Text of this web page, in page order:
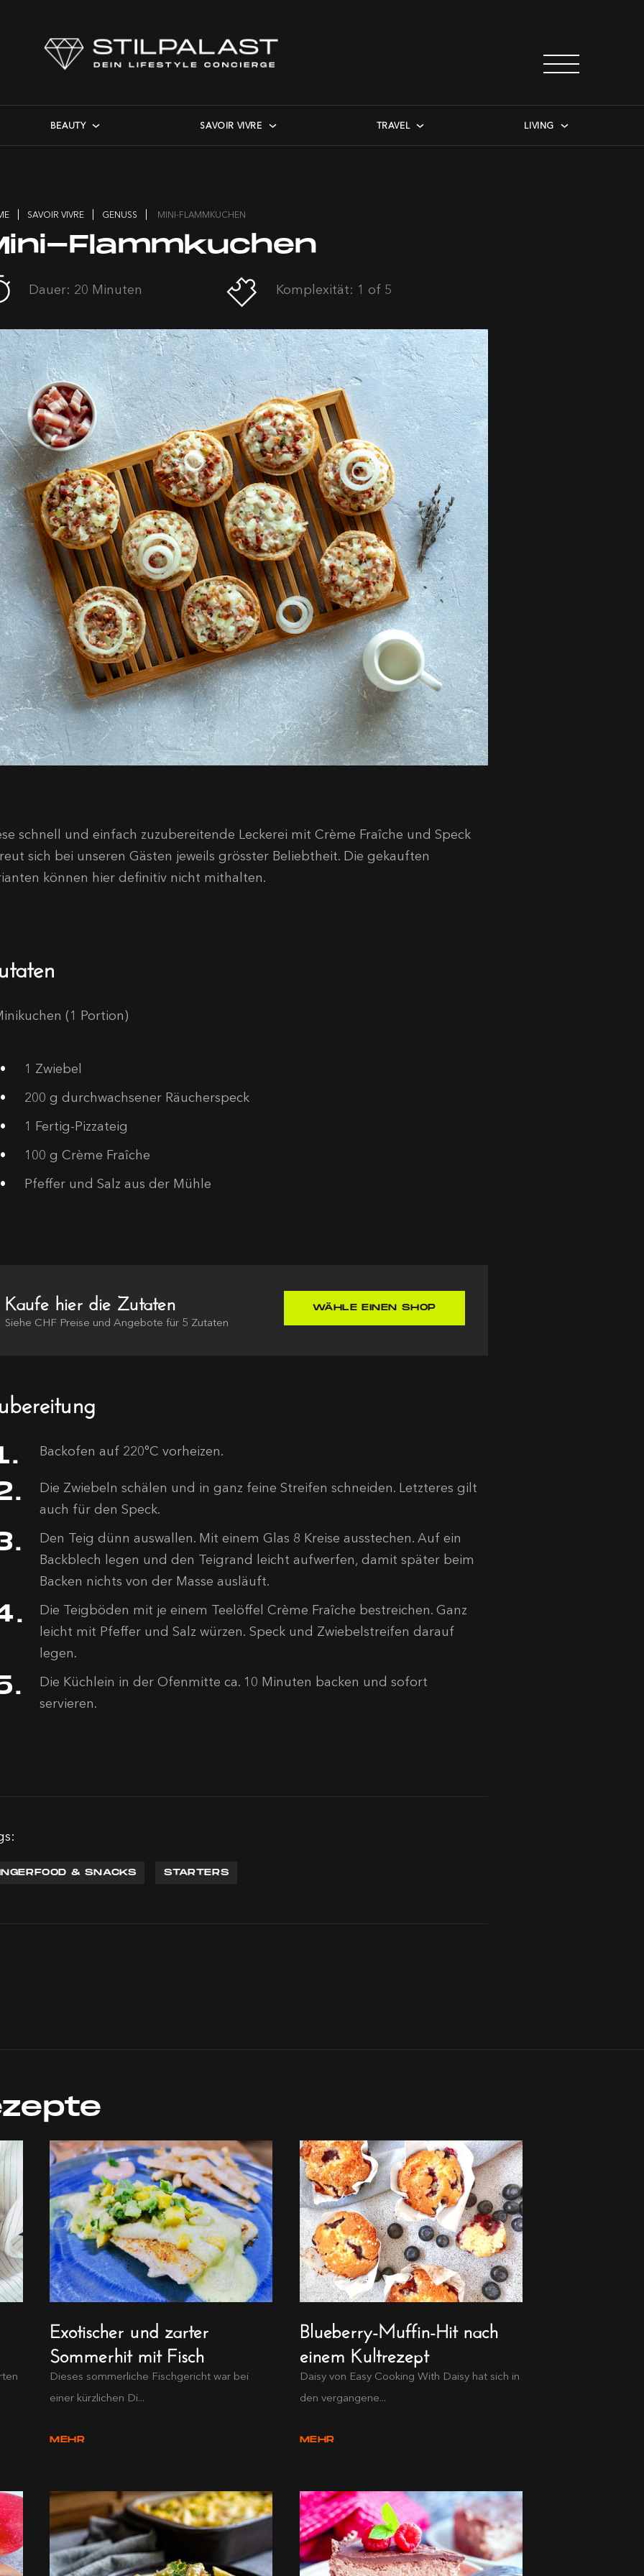
BEAUTY SAVOIR VIVRE TRAVEL LIVING
SAVOIR VIVRE GENUSS MINI-FLAMMKUCHEN
Flammkuchen
Dauer: 20 Minuten Komplexität: 1 of 5
schnell und einfach zuzubereitende Leckerei mit Crème Fraîche und Speck
sich bei unseren Gästen jeweils grösster Beliebtheit. Die gekauften
können hier definitiv nicht mithalten.
(1 Portion)
1 Zwiebel
200 g durchwachsener Räucherspeck
1 Fertig-Pizzateig
100 g Crème Fraîche
Pfeffer und Salz aus der Mühle
Kaufe hier die Zutaten
Siehe CHF Preise und Angebote für 5 Zutaten
WÄHLE EINEN SHOP
Backofen auf 220°C vorheizen.
Die Zwiebeln schälen und in ganz feine Streifen schneiden. Letzteres gilt
auch für den Speck.
Den Teig dünn auswallen. Mit einem Glas 8 Kreise ausstechen. Auf ein
Backblech legen und den Teigrand leicht aufwerfen, damit später beim
Backen nichts von der Masse ausläuft.
Die Teigböden mit je einem Teelöffel Crème Fraîche bestreichen. Ganz
leicht mit Pfeffer und Salz würzen. Speck und Zwiebelstreifen darauf
legen.
Die Küchlein in der Ofenmitte ca. 10 Minuten backen und sofort
servieren.
& SNACKS STARTERS
Exotischer und zarter
Sommerhit mit Fisch
Dieses sommerliche Fischgericht war bei
einer kürzlichen Di...
MEHR
Blueberry-Muffin-Hit nach
einem Kultrezept
Daisy von Easy Cooking With Daisy hat sich in
den vergangene...
MEHR